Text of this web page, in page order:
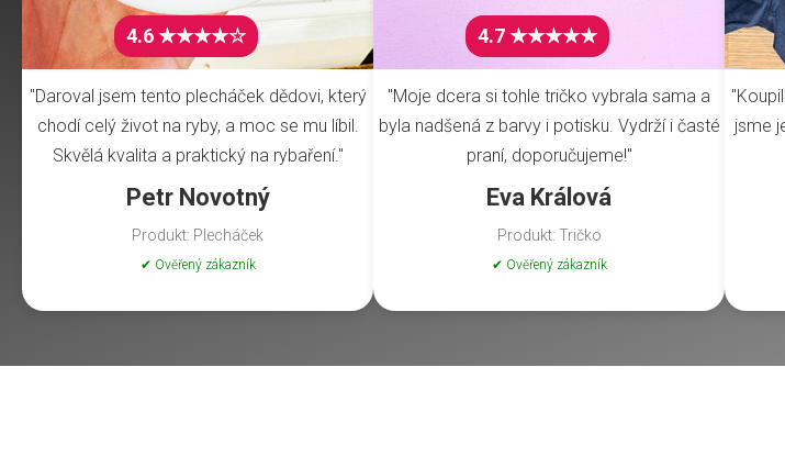
4.6 ★★★★☆
"Daroval jsem tento plecháček dědovi, který
chodí celý život na ryby, a moc se mu líbil.
Skvělá kvalita a praktický na rybaření."
Petr Novotný
Produkt: Plecháček
✔ Ověřený zákazník
4.7 ★★★★★
"Moje dcera si tohle tričko vybrala sama a
byla nadšená z barvy i potisku. Vydrží i časté
praní, doporučujeme!"
Eva Králová
Produkt: Tričko
✔ Ověřený zákazník
jsme